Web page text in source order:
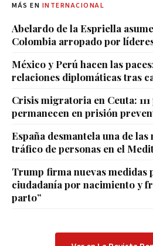
MÁS EN INTERNACIONAL
Abelardo de la Espriella
Colombia arropado por
México y Perú hacen las
relaciones diplomáticas tras
Crisis migratoria en Ceuta:
permanecen en prisión
España desmantela una de
tráfico de personas en el
Trump firma nuevas
ciudadanía por nacimiento y
parto”